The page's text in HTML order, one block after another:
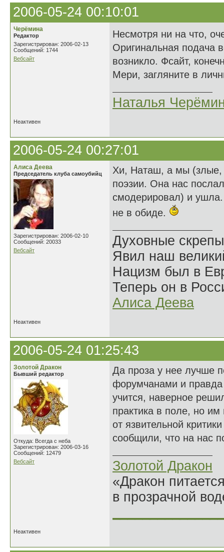
2006-05-24 00:10:01
Черёмина
Редактор
Зарегистрирован: 2006-02-13
Сообщений: 1744
Вебсайт
Несмотря ни на что,
Оригинальная подача
возникло. Фсайт,
Мери, загляните в
Наталья
Неактивен
2006-05-24 00:27:01
Алиса Деева
Председатель клуба самоубийц
Зарегистрирован: 2006-02-10
Сообщений: 20033
Вебсайт
Хи, Наташ, а мы (злые,
поэзии. Она нас
смодерировал) и
не в обиде.
Духовные
Явил наш
Нацизм был в
Теперь он в
Алиса Деева
Неактивен
2006-05-24 01:25:43
Золотой Дракон
Бывший редактор
Откуда: Всегда с неба
Зарегистрирован: 2006-03-16
Сообщений: 12479
Вебсайт
Да проза у нее лучше
форумчанами и правда
учится, наверное
практика в поле, но им
от язвительной
сообщили, что на нас
Золотой Дракон
«Дракон
в прозрачной
Неактивен